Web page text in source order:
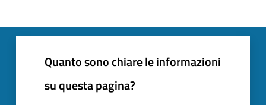
Quanto sono chiare le informazioni
su questa pagina?